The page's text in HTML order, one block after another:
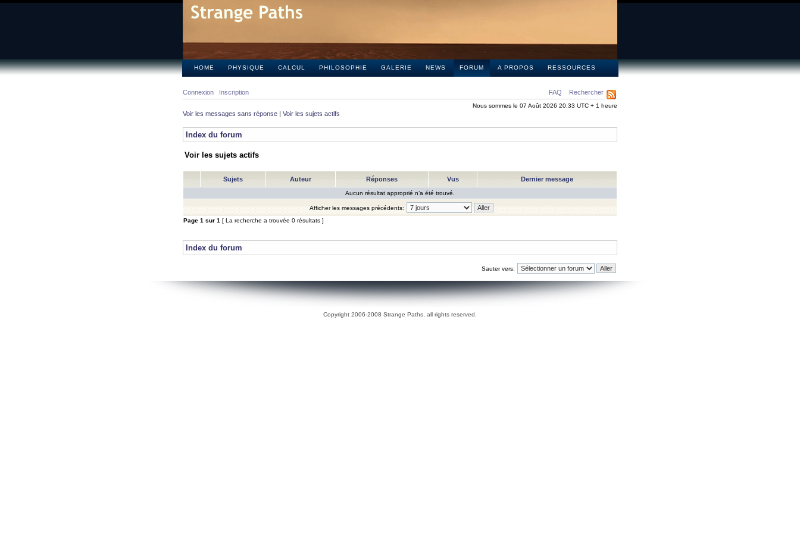
HOME PHYSIQUE CALCUL PHILOSOPHIE GALERIE NEWS FORUM A PROPOS RESSOURCES
FAQ Rechercher
Connexion Inscription
Nous sommes le 07 Août 2026 20:33 UTC + 1 heure
Voir les messages sans réponse | Voir les sujets actifs
Index du forum
Voir les sujets actifs
Sujets Auteur Réponses Vus Dernier message
Aucun résultat approprié n’a été trouvé.
Afficher les messages précédents:
Page 1 sur 1 [ La recherche a trouvée 0 résultats ]
Index du forum
Sauter vers:
Copyright 2006-2008 Strange Paths, all rights reserved.